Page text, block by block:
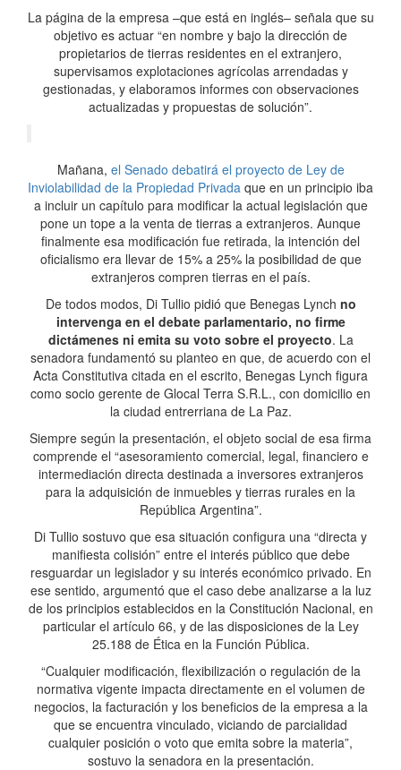
La página de la empresa –que está en inglés– señala que su
objetivo es actuar “en nombre y bajo la dirección de
propietarios de tierras residentes en el extranjero,
supervisamos explotaciones agrícolas arrendadas y
gestionadas, y elaboramos informes con observaciones
actualizadas y propuestas de solución”.
Mañana, el Senado debatirá el proyecto de Ley de
Inviolabilidad de la Propiedad Privada que en un principio iba
a incluir un capítulo para modificar la actual legislación que
pone un tope a la venta de tierras a extranjeros. Aunque
finalmente esa modificación fue retirada, la intención del
oficialismo era llevar de 15% a 25% la posibilidad de que
extranjeros compren tierras en el país.
De todos modos, Di Tullio pidió que Benegas Lynch no
intervenga en el debate parlamentario, no firme
dictámenes ni emita su voto sobre el proyecto. La
senadora fundamentó su planteo en que, de acuerdo con el
Acta Constitutiva citada en el escrito, Benegas Lynch figura
como socio gerente de Glocal Terra S.R.L., con domicilio en
la ciudad entrerriana de La Paz.
Siempre según la presentación, el objeto social de esa firma
comprende el “asesoramiento comercial, legal, financiero e
intermediación directa destinada a inversores extranjeros
para la adquisición de inmuebles y tierras rurales en la
República Argentina”.
Di Tullio sostuvo que esa situación configura una “directa y
manifiesta colisión” entre el interés público que debe
resguardar un legislador y su interés económico privado. En
ese sentido, argumentó que el caso debe analizarse a la luz
de los principios establecidos en la Constitución Nacional, en
particular el artículo 66, y de las disposiciones de la Ley
25.188 de Ética en la Función Pública.
“Cualquier modificación, flexibilización o regulación de la
normativa vigente impacta directamente en el volumen de
negocios, la facturación y los beneficios de la empresa a la
que se encuentra vinculado, viciando de parcialidad
cualquier posición o voto que emita sobre la materia”,
sostuvo la senadora en la presentación.